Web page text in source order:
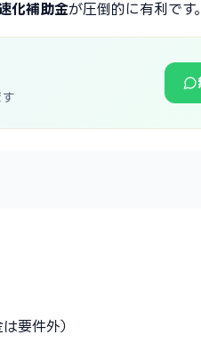
化補助金が圧倒的に有利です。
要件外）